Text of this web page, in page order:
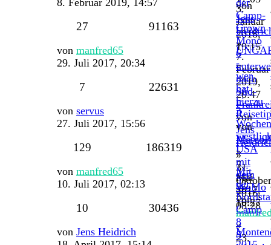
3.
Januar
2018,
19:15
von
Jens
»
7.
Februar
2019,
20:47
8. Februar 2019, 14:57
der
Camp-
Crown
Mono
6
nach
Süd-
von
Jens
»
31.
Oktober
2016,
08:28
27 91163
Letzter
Beitrag
von manfred65
29. Juli 2017, 20:34
-
wer
hat
hierzu
von
»
7.
Mai
2017,
10:27
7 22631
Letzter
Beitrag
von servus
27. Juli 2017, 15:56
3
Wochen
USA
mit
dem
WoMo
von
»
23.
129 186319
Letzter
Beitrag
von manfred65
10. Juli 2017, 02:13
Mit
der
Camp
8
S
10 30436
Letzter
von Jens Heidrich